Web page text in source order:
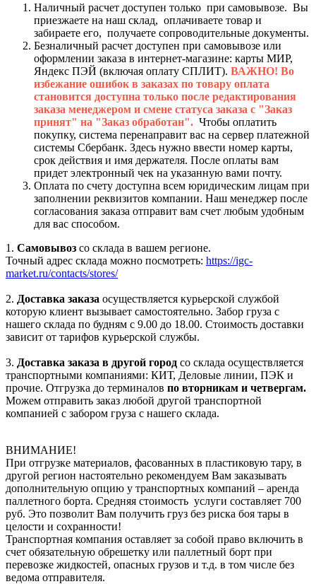
Наличный расчет доступен только при самовывозе. Вы
приезжаете на наш склад, оплачиваете товар и
забираете его, получаете сопроводительные документы.
Безналичный расчет доступен при самовывозе или
оформлении заказа в интернет-магазине: карты МИР,
Яндекс ПЭЙ (включая оплату СПЛИТ). ВАЖНО! Во
избежание ошибок в заказах по товару оплата
становится доступна только после редактирования
заказа менеджером и смене статуса заказа с "Заказ
принят" на "Заказ обработан". Чтобы оплатить
покупку, система перенаправит вас на сервер платежной
системы Сбербанк. Здесь нужно ввести номер карты,
срок действия и имя держателя. После оплаты вам
придет электронный чек на указанную вами почту.
Оплата по счету доступна всем юридическим лицам при
заполнении реквизитов компании. Наш менеджер после
согласования заказа отправит вам счет любым удобным
для вас способом.
1. Самовывоз со склада в вашем регионе.
Точный адрес склада можно посмотреть: https://igc-
market.ru/contacts/stores/
2. Доставка заказа осуществляется курьерской службой
которую клиент вызывает самостоятельно. Забор груза с
нашего склада по будням с 9.00 до 18.00. Стоимость доставки
зависит от тарифов курьерской службы.
3. Доставка заказа в другой город со склада осуществляется
транспортными компаниями: КИТ, Деловые линии, ПЭК и
прочие. Отгрузка до терминалов по вторникам и четвергам.
Можем отправить заказ любой другой транспортной
компанией с забором груза с нашего склада.
ВНИМАНИЕ!
При отгрузке материалов, фасованных в пластиковую тару, в
другой регион настоятельно рекомендуем Вам заказывать
дополнительную опцию у транспортных компаний – аренда
паллетного борта. Средняя стоимость услуги составляет 700
руб. Это позволит Вам получить груз без риска боя тары в
целости и сохранности!
Транспортная компания оставляет за собой право включить в
счет обязательную обрешетку или паллетный борт при
перевозке жидкостей, опасных грузов и т.д. в том числе без
ведома отправителя.